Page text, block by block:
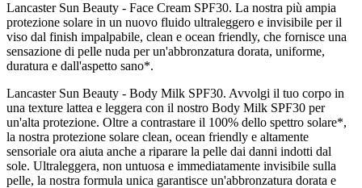
Lancaster Sun Beauty - Face Cream SPF30. La nostra più ampia
protezione solare in un nuovo fluido ultraleggero e invisibile per il
viso dal finish impalpabile, clean e ocean friendly, che fornisce una
sensazione di pelle nuda per un'abbronzatura dorata, uniforme,
duratura e dall'aspetto sano*.
Lancaster Sun Beauty - Body Milk SPF30. Avvolgi il tuo corpo in
una texture lattea e leggera con il nostro Body Milk SPF30 per
un'alta protezione. Oltre a contrastare il 100% dello spettro solare*,
la nostra protezione solare clean, ocean friendly e altamente
sensoriale ora aiuta anche a riparare la pelle dai danni indotti dal
sole. Ultraleggera, non untuosa e immediatamente invisibile sulla
pelle, la nostra formula unica garantisce un'abbronzatura dorata e